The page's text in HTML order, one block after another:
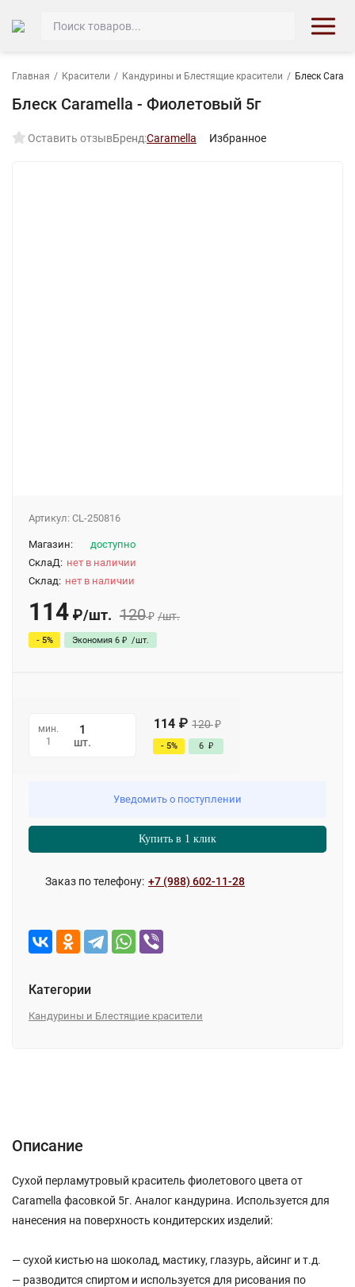
Главная / Красители / Кандурины и Блестящие красители / Блеск
Блеск Caramella - Фиолетовый 5г
Оставить отзывБренд:Caramella Избранное
Артикул: CL-250816
Магазин:
доступно
СклаД: нет в наличии
Склад: нет в наличии
114 ₽/шт. 120₽ /шт.
- 5% Экономия 6 ₽ /шт.
мин.
1
шт.
114 ₽ 120 ₽
- 5% 6 ₽
Уведомить о поступлении
Купить в 1 клик
Заказ по телефону: +7 (988) 602-11-28
Категории
Кандурины и Блестящие красители
Описание
Сухой перламутровый краситель фиолетового цвета от
Caramella фасовкой 5г. Аналог кандурина. Используется для
нанесения на поверхность кондитерских изделий:
— сухой кистью на шоколад, мастику, глазурь, айсинг и т.д.
— разводится спиртом и используется для рисования по